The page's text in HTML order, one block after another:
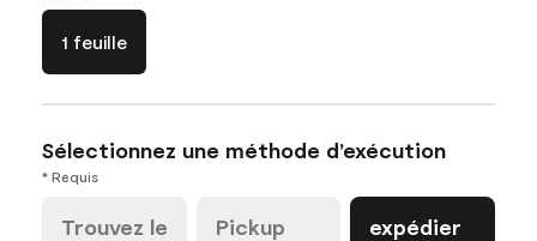
1 feuille
Sélectionnez une méthode d’exécution
* Requis
Trouvez le
Pickup expédier